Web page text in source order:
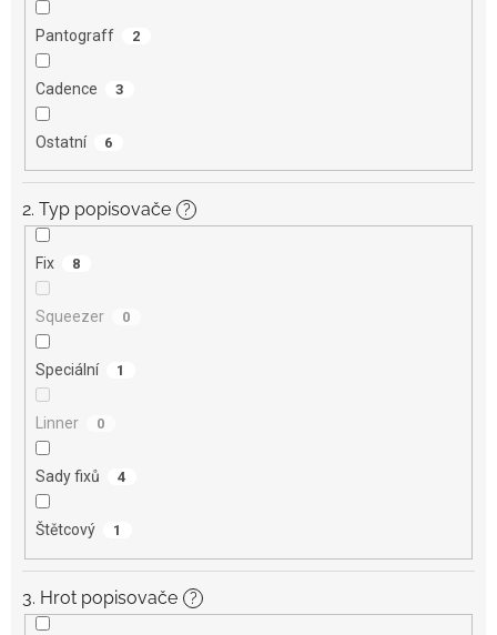
Pantograff 2
Cadence 3
Ostatní 6
2. Typ popisovače ?
Fix 8
Squeezer 0
Speciální 1
Linner 0
Sady fixů 4
Štětcový 1
3. Hrot popisovače ?